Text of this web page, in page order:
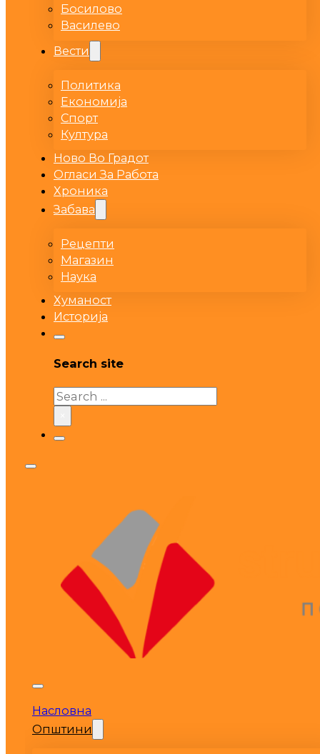
Босилово
Василево
Вести
Политика
Економија
Спорт
Култура
Ново Во Градот
Огласи За Работа
Хроника
Забава
Рецепти
Магазин
Наука
Хуманост
Историја
Search site
Search
Насловна
Општини